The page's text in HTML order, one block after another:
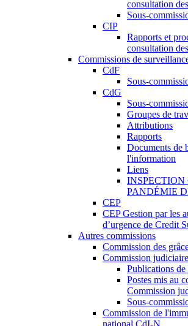
consultation
Sous-
CIP
Rapports et
consultation
Commissions de
CdF
Sous-
CdG
Sous-
Groupes de
Attributions
Rapports
Documents de
l'information
Liens
PANDÉMIE
CEP
CEP Gestion par les
d’urgence de Credit
Autres commissions
Commission des
Commission
Publications de
Postes mis au
Commission
Sous-
Commission de